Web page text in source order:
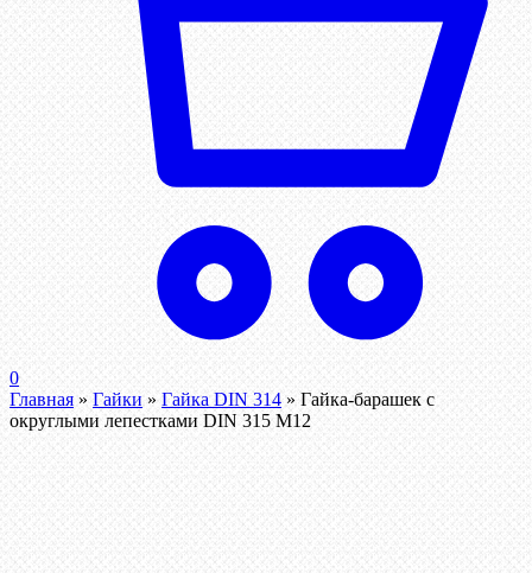
0
Главная » Гайки » Гайка DIN 314 » Гайка-барашек с
округлыми лепестками DIN 315 М12